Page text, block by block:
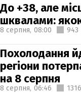
До +38, але
шквалами:
8 серпня, 08:00 943
Похолодання
регіони
на 8 серпня
8 серпня, 06:46 1316